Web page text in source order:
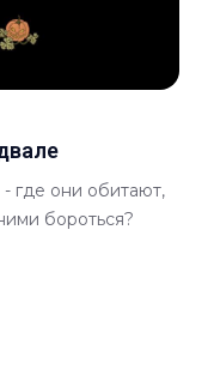
где они обитают,
бороться?